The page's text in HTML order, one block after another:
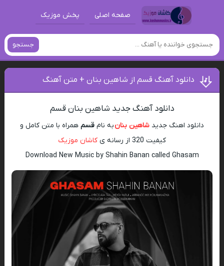
صفحه اصلی پخش موزیک
جستجو
دانلود آهنگ قسم از شاهین بنان + متن آهنگ
دانلود آهنگ جدید شاهین بنان قسم
دانلود اهنگ جدید شاهین بنانبه نام قسم همراه با متن کامل و
کیفیت 320 از رسانه ی
کاشان موزیک
Download New Music by Shahin Banan called Ghasam